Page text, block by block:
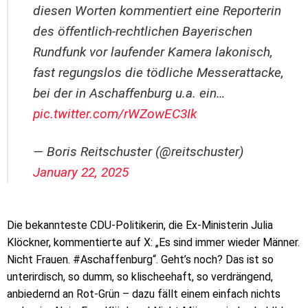
diesen Worten kommentiert eine Reporterin
des öffentlich-rechtlichen Bayerischen
Rundfunk vor laufender Kamera lakonisch,
fast regungslos die tödliche Messerattacke,
bei der in Aschaffenburg u.a. ein…
pic.twitter.com/rWZowEC3Ik
— Boris Reitschuster (@reitschuster)
January 22, 2025
Die bekannteste CDU-Politikerin, die Ex-Ministerin Julia
Klöckner, kommentierte auf X: „Es sind immer wieder Männer.
Nicht Frauen. #Aschaffenburg“. Geht’s noch? Das ist so
unterirdisch, so dumm, so klischeehaft, so verdrängend,
anbiedernd an Rot-Grün – dazu fällt einem einfach nichts